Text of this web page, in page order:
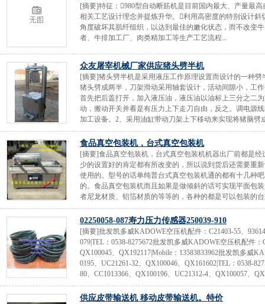
[摘要]特征：980型自动断筋机是目前国内最大、产量最
相关工艺设计理念并提炼升华。利用高密度的特别设计
角度破坏其肌纤组织，以达到最佳的嫩化状态，而不改变
者、牛排加工厂、肉类精加工等生产工艺流程...
众友屠宰机械厂家供应猪头劈半机
[摘要]猪头劈半机是采用液压工作原理设置而设计的一种
猪头劈成两半，刀架滑动采用轴套设计，活动间隙小，工
首先把后盖打开，加入液压油，液压油以油标上三分之二
动，搬动开关并看是有压力上下走刀自由，反之。调电源
加工设备。2、采用油缸带动刀架上下移动来实现将猪脑劈
食品真空包装机，台式真空包装机
[摘要]食品真空包装机，台式真空包装机机器出厂前都是
少的设置好的肯定都有所改变的，所以说到货后还需要重
使用的。型号的话单纯普台式真空包装机通的都有十几种
的。食品真空包装机而且如果是做倾斜的话可实现平面包
者尼龙材质、铝箔材质的等等的，各种的都是可以包装的
02250058-087寿力压力传感器250039-910
[摘要]批发凯多威KADOWE空压机配件：C21403-55、
079|TEL：0538-8275672批发凯多威KADOWE空压机配件
QX100045、QX192117|Mobile：13583833962批发凯多威
0195、UC21261-32、QX100046、QX161602|TEL：0538-
80、CC1013366、QX100196、UC21312-4、QX100057、
供应皮带输送机 移动皮带输送机。特价